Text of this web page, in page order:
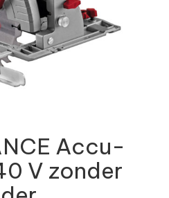
Accu-
V zonder